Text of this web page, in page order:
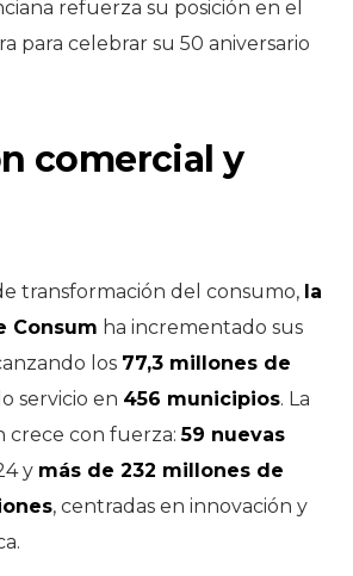
refuerza su posición en el
para celebrar su 50 aniversario
comercial y
transformación del consumo, la
Consum ha incrementado sus
los 77,3 millones de
servicio en 456 municipios. La
crece con fuerza:59 nuevas
y más de 232 millones de
, centradas en innovación y